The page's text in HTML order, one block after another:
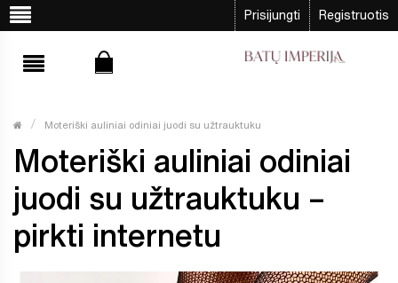
Prisijungti Registruotis
Moteriški auliniai odiniai juodi su užtrauktuku
Moteriški auliniai odiniai
juodi su užtrauktuku –
pirkti internetu